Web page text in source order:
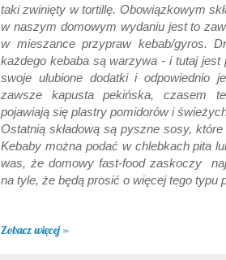
taki zwinięty w tortillę. Obowiązkowym
w naszym domowym wydaniu jest to
w mieszance przypraw kebab/gyros.
każdego kebaba są warzywa - i tutaj jest
swoje ulubione dodatki i odpowiednio
zawsze kapusta pekińska, czasem
pojawiają się plastry pomidorów i
Ostatnią składową są pyszne sosy,
Kebaby można podać w chlebkach pita
was, że domowy fast-food zaskoczy
na tyle, że będą prosić o więcej tego typu
Zobacz więcej »